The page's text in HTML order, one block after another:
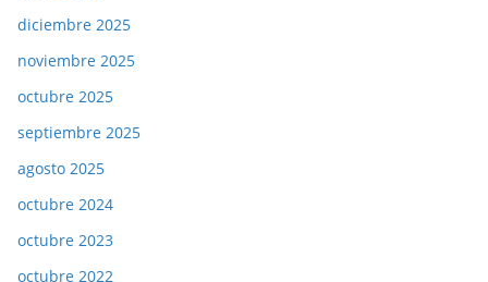
diciembre 2025
noviembre 2025
octubre 2025
septiembre 2025
agosto 2025
octubre 2024
octubre 2023
octubre 2022